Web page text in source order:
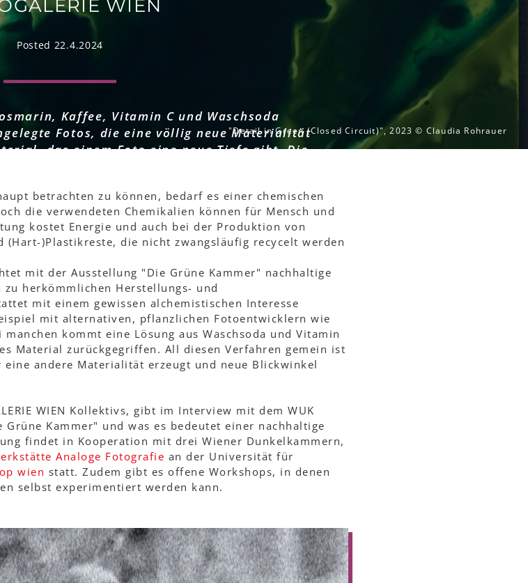
"Detail in Green (Closed Circuit)", 2023 © Claudia Rohrauer
WIEN
Posted 22.4.2024
Kaffee, Vitamin C und Waschsoda
Fotos, die eine völlig neue Materialität
das einem Foto eine neue Tiefe gibt. Die
experimentieren.
betrachten zu können, bedarf es einer chemischen
die verwendeten Chemikalien können für Mensch und
kostet Energie und auch bei der Produktion von
(Hart-)Plastikreste, die nicht zwangsläufig recycelt werden
mit der Ausstellung "Die Grüne Kammer" nachhaltige
herkömmlichen Herstellungs- und
mit einem gewissen alchemistischen Interesse
mit alternativen, pflanzlichen Fotoentwicklern wie
kommt eine Lösung aus Waschsoda und Vitamin
Material zurückgegriffen. All diesen Verfahren gemein ist
andere Materialität erzeugt und neue Blickwinkel
WIEN Kollektivs, gibt im Interview mit dem WUK
Kammer" und was es bedeutet einer nachhaltige
findet in Kooperation mit drei Wiener Dunkelkammern,
Analoge Fotografie an der Universität für
wien statt. Zudem gibt es offene Workshops, in denen
selbst experimentiert werden kann.